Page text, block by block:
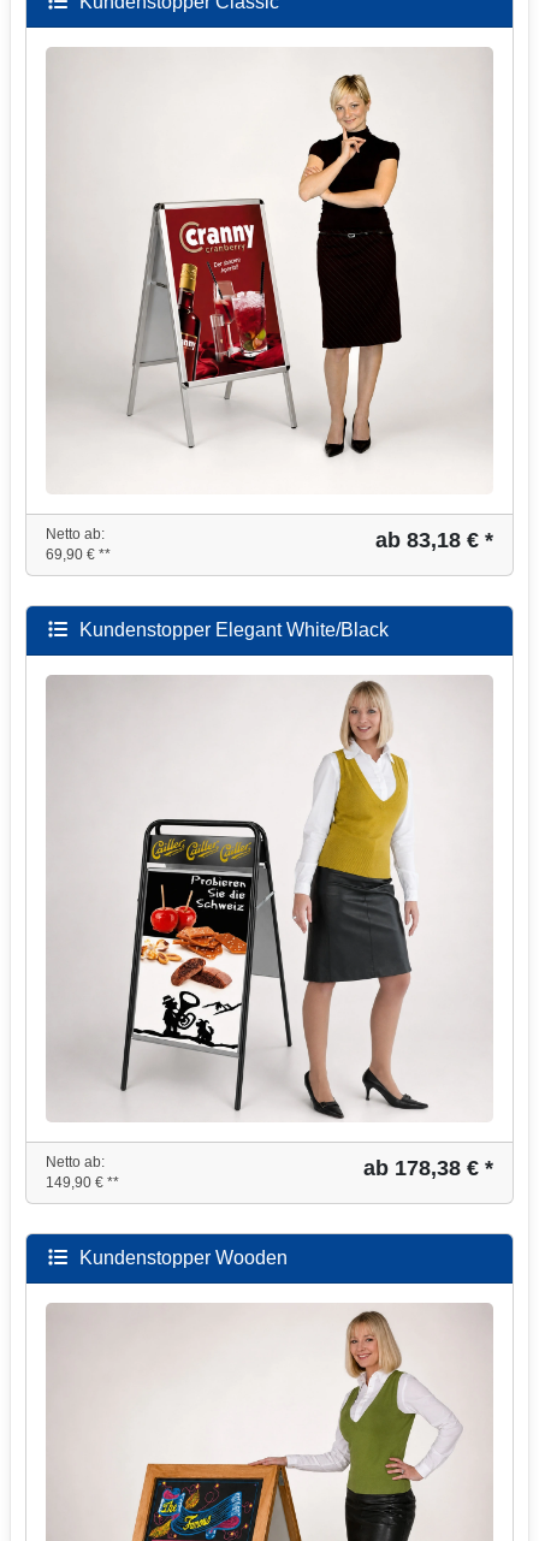
Netto ab:
69,90 € **
ab 83,18 € *
Kundenstopper Elegant White/Black
Netto ab:
149,90 € **
ab 178,38 € *
Kundenstopper Wooden